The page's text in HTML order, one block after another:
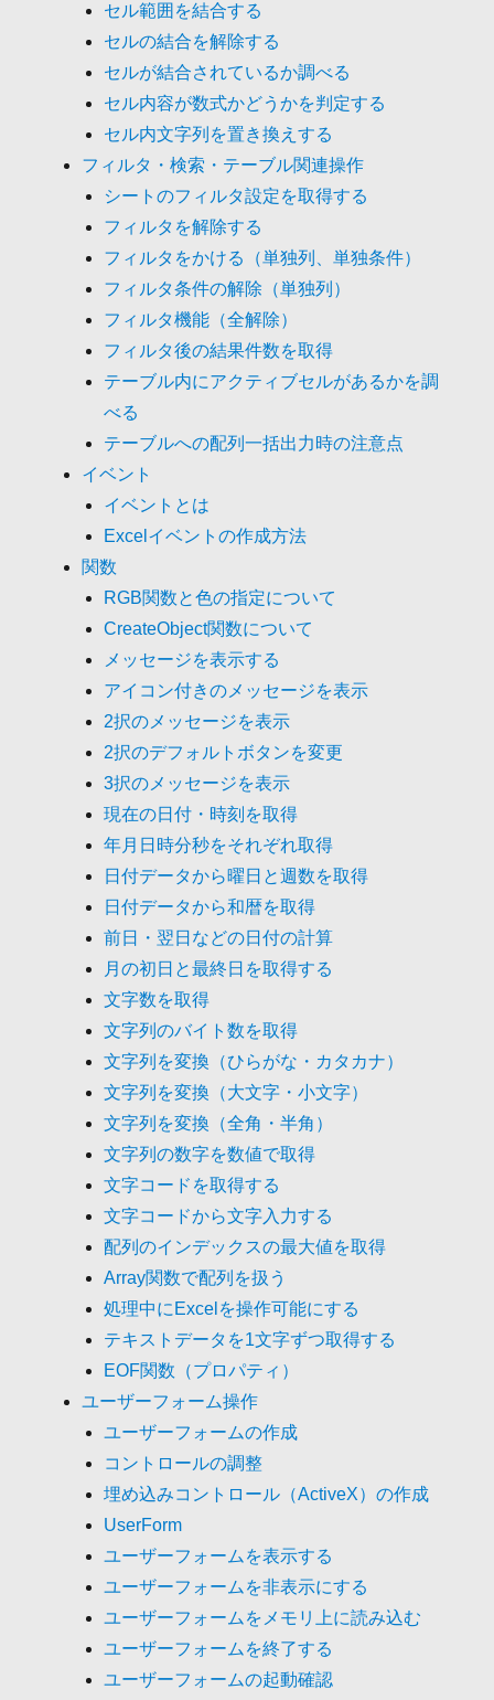
セル範囲を結合する
セルの結合を解除する
セルが結合されているか調べる
セル内容が数式かどうかを判定する
セル内文字列を置き換えする
フィルタ・検索・テーブル関連操作
シートのフィルタ設定を取得する
フィルタを解除する
フィルタをかける（単独列、単独条件）
フィルタ条件の解除（単独列）
フィルタ機能（全解除）
フィルタ後の結果件数を取得
テーブル内にアクティブセルがあるかを調
べる
テーブルへの配列一括出力時の注意点
イベント
イベントとは
Excelイベントの作成方法
関数
RGB関数と色の指定について
CreateObject関数について
メッセージを表示する
アイコン付きのメッセージを表示
2択のメッセージを表示
2択のデフォルトボタンを変更
3択のメッセージを表示
現在の日付・時刻を取得
年月日時分秒をそれぞれ取得
日付データから曜日と週数を取得
日付データから和暦を取得
前日・翌日などの日付の計算
月の初日と最終日を取得する
文字数を取得
文字列のバイト数を取得
文字列を変換（ひらがな・カタカナ）
文字列を変換（大文字・小文字）
文字列を変換（全角・半角）
文字列の数字を数値で取得
文字コードを取得する
文字コードから文字入力する
配列のインデックスの最大値を取得
Array関数で配列を扱う
処理中にExcelを操作可能にする
テキストデータを1文字ずつ取得する
EOF関数（プロパティ）
ユーザーフォーム操作
ユーザーフォームの作成
コントロールの調整
埋め込みコントロール（ActiveX）の作成
UserForm
ユーザーフォームを表示する
ユーザーフォームを非表示にする
ユーザーフォームをメモリ上に読み込む
ユーザーフォームを終了する
ユーザーフォームの起動確認